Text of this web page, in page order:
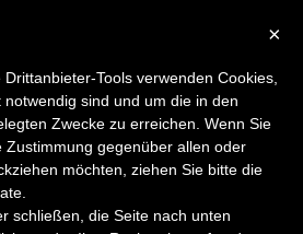
Home Volume all
×
Tools verwenden Cookies,
sind und um die in den
Zwecke zu erreichen. Wenn Sie
gegenüber allen oder
möchten, ziehen Sie bitte die
schließen, die Seite nach unten